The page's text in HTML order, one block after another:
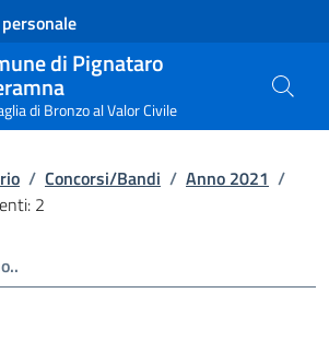
di Pignataro
di Bronzo al Valor Civile
/ Concorsi/Bandi / Anno 2021 /
2